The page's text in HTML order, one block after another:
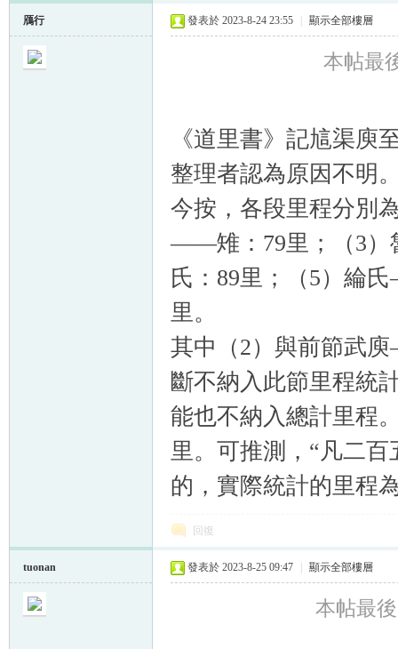
鴈行 發表於 2023-8-24 23:55 顯示全部樓層
本帖最
《道里書》記訄渠庾
整理者認為原因不明
今按，各段里程分別
——雉：79里；（3
氏：89里；（5）綸
里。
其中（2）與前節武
斷不納入此節里程統
能也不納入總計里程
里。可推測，“凡二百
的，實際統計的里程
回復
tuonan 發表於 2023-8-25 09:47 顯示全部樓層
本帖最